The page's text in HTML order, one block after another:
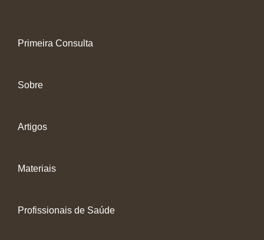
Primeira Consulta
Sobre
Artigos
Materiais
Profissionais de Saúde